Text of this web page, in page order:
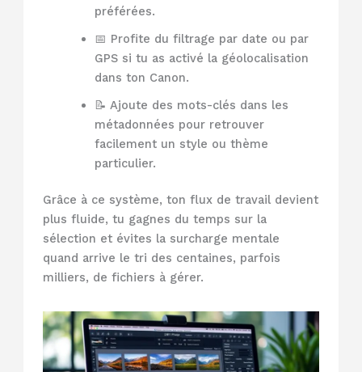
préférées.
📅 Profite du filtrage par date ou par
GPS si tu as activé la géolocalisation
dans ton Canon.
📝 Ajoute des mots-clés dans les
métadonnées pour retrouver
facilement un style ou thème
particulier.
Grâce à ce système, ton flux de travail devient
plus fluide, tu gagnes du temps sur la
sélection et évites la surcharge mentale
quand arrive le tri des centaines, parfois
milliers, de fichiers à gérer.